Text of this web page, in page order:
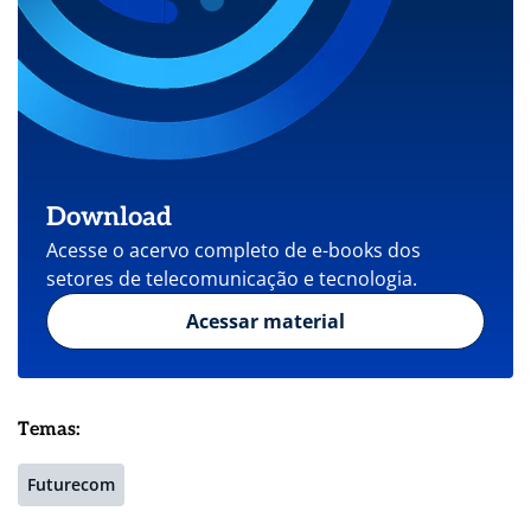
Download
Acesse o acervo completo de e-books dos
setores de telecomunicação e tecnologia.
Acessar material
Temas:
Futurecom